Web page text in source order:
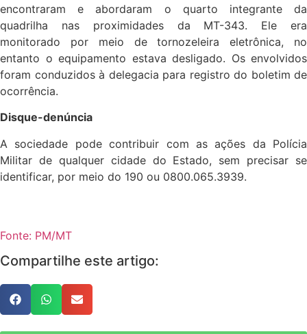
encontraram e abordaram o quarto integrante da
quadrilha nas proximidades da MT-343. Ele era
monitorado por meio de tornozeleira eletrônica, no
entanto o equipamento estava desligado. Os envolvidos
foram conduzidos à delegacia para registro do boletim de
ocorrência.
Disque-denúncia
A sociedade pode contribuir com as ações da Polícia
Militar de qualquer cidade do Estado, sem precisar se
identificar, por meio do 190 ou 0800.065.3939.
Fonte: PM/MT
Compartilhe este artigo: